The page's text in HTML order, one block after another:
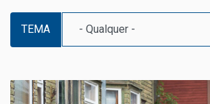
TEMA